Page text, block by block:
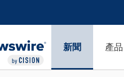
新聞 產品